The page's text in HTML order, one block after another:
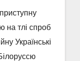
на тлі спроб
Українські